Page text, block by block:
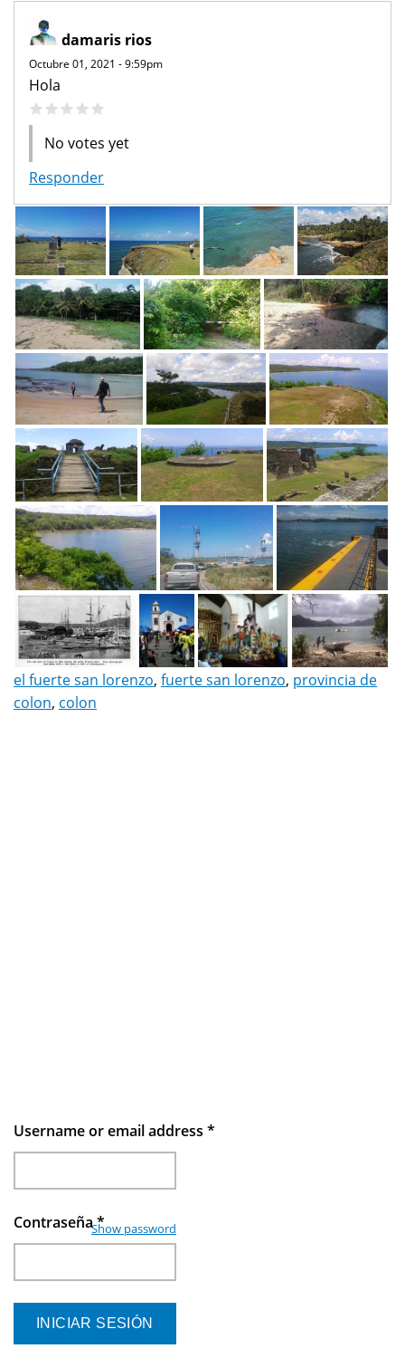
damaris rios
Octubre 01, 2021 - 9:59pm
Hola
No votes yet
Responder
el fuerte san lorenzo, fuerte san lorenzo, provincia de
colon, colon
Username or email address *
Contraseña*
Show password